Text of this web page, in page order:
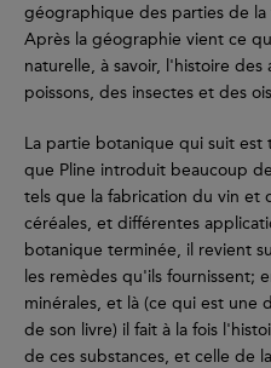
géographique des parties de la
Après la géographie vient ce
naturelle, à savoir, l'histoire
poissons, des insectes et des
La partie botanique qui suit
que Pline introduit beaucoup
tels que la fabrication du vin et
céréales, et différentes
botanique terminée, il revient
les remèdes qu'ils fournissent;
minérales, et là (ce qui est une
de son livre) il fait à la fois
de ces substances, et celle de